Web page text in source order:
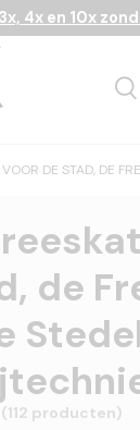
4x en 10x
DE STAD, DE
de
(112 producten)